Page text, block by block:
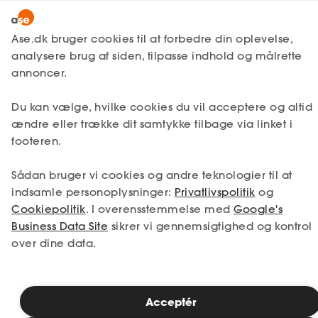
Ase Selvstændig
Lønmodtager
Fagforening
Lønsikring
Få svar
Medlemsfordele
Selvstændig
Inspiration
Lønmodtager Om ase Pressekontakt
Pressebilleder af Carsten Hougaard-Jensen
Ase.dk bruger cookies til at forbedre din oplevelse,
analysere brug af siden, tilpasse indhold og målrette
annoncer.
Du kan vælge, hvilke cookies du vil acceptere og altid
ændre eller trække dit samtykke tilbage via linket i
footeren.
Sådan bruger vi cookies og andre teknologier til at
indsamle personoplysninger: Privatlivspolitik og
Cookiepolitik. I overensstemmelse med Google's
Business Data Site sikrer vi gennemsigtighed og kontrol
over dine data.
Acceptér